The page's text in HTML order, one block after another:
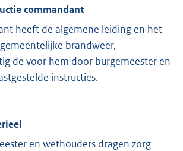
commandant
heeft de algemene leiding en het
brandweer,
de voor hem door burgemeester en
instructies.
en wethouders dragen zorg